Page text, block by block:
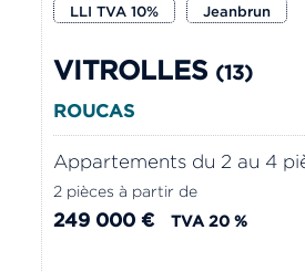
LLI TVA 10%
Jeanbrun
VITROLLES (13)
ROUCAS
Appartements du 2 au 4
2 pièces à partir de
249 000 € TVA 20 %